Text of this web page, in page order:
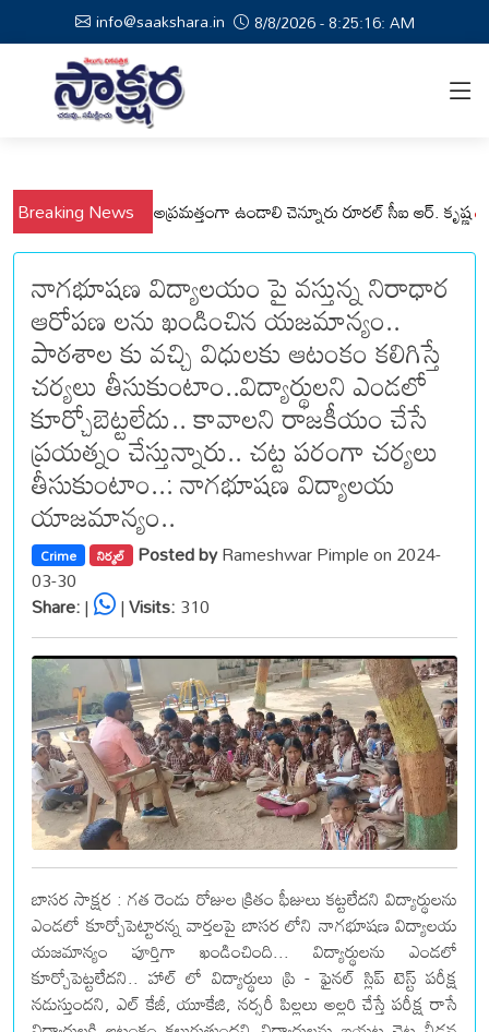
info@saakshara.in 8/8/2026 - 8:25:16: AM
Breaking News
ప్రజలు అప్రమత్తంగా ఉండాలి చెన్నూరు రూరల్ సీఐ ఆర్. కృష్ణ
నాగభూషణ విద్యాలయం పై వస్తున్న నిరాధార
ఆరోపణ లను ఖండించిన యజమాన్యం..
పాఠశాల కు వచ్చి విధులకు ఆటంకం కలిగిస్తే
చర్యలు తీసుకుంటాం..విద్యార్థులని ఎండలో
కూర్చోబెట్టలేదు.. కావాలని రాజకీయం చేసే
ప్రయత్నం చేస్తున్నారు.. చట్ట పరంగా చర్యలు
తీసుకుంటాం..: నాగభూషణ విద్యాలయ
యాజమాన్యం..
Crime నిర్మల్ Posted byRameshwar Pimple on 2024-
03-30
Share:| |Visits:310
బాసర సాక్షర : గత రెండు రోజుల క్రితం ఫీజులు కట్టలేదని విద్యార్థులను
ఎండలో కూర్చోపెట్టారన్న వార్తలపై బాసర లోని నాగభూషణ విద్యాలయ
యజమాన్యం పూర్తిగా ఖండించింది... విద్యార్థులను ఎండలో
కూర్చోపెట్టలేదని.. హాల్ లో విద్యార్థులు ప్రి - ఫైనల్ స్లిప్ టెస్ట్ పరీక్ష
నడుస్తుందని, ఎల్ కేజీ, యూకేజి, నర్సరీ పిల్లలు అల్లరి చేస్తే పరీక్ష రాసే